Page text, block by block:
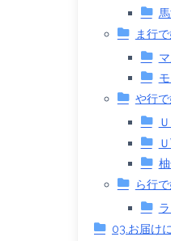
ま行
や行
ら行
03.お届け